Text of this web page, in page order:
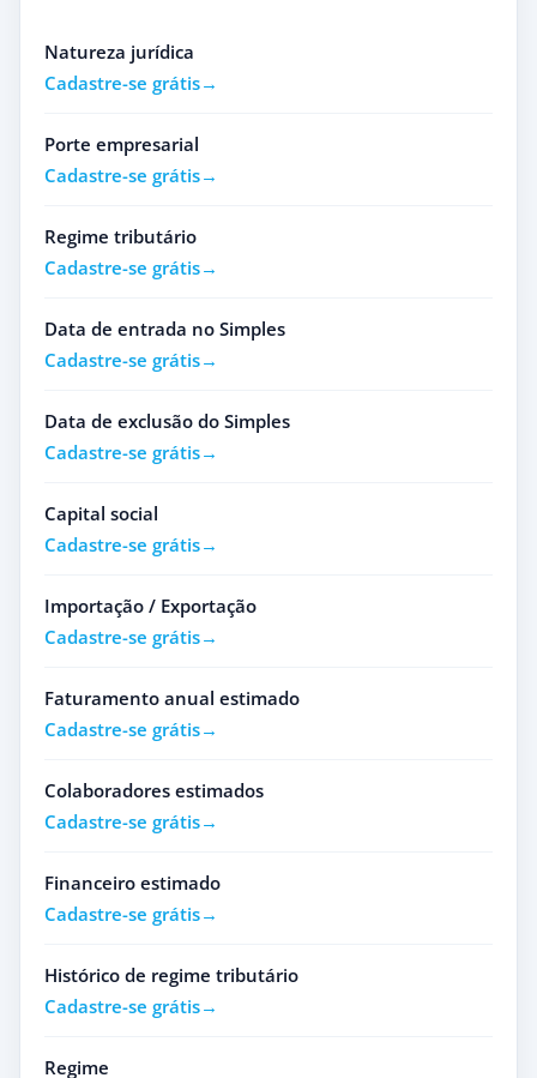
Natureza jurídica
Cadastre-se grátis
Porte empresarial
Cadastre-se grátis
Regime tributário
Cadastre-se grátis
Data de entrada no Simples
Cadastre-se grátis
Data de exclusão do Simples
Cadastre-se grátis
Capital social
Cadastre-se grátis
Importação / Exportação
Cadastre-se grátis
Faturamento anual estimado
Cadastre-se grátis
Colaboradores estimados
Cadastre-se grátis
Financeiro estimado
Cadastre-se grátis
Histórico de regime tributário
Cadastre-se grátis
Regime